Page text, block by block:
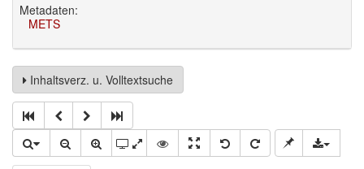
Metadaten:
METS
Inhaltsverz. u. Volltextsuche